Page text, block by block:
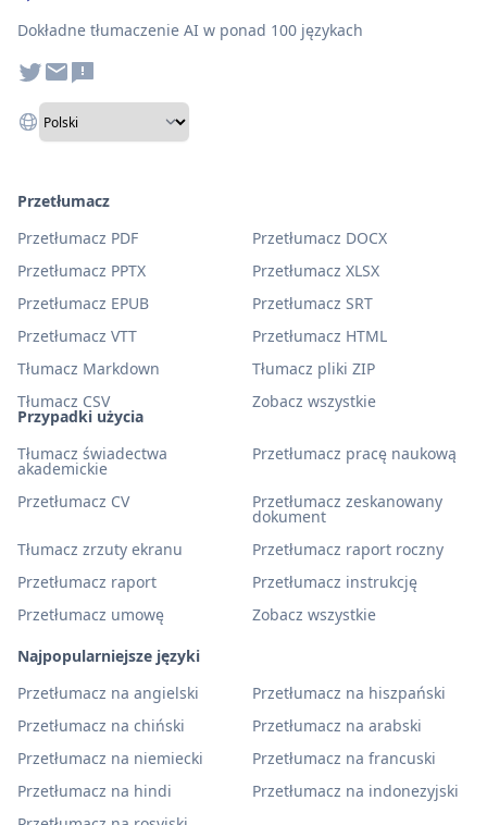
Dokładne tłumaczenie AI w ponad 100 językach
Przypadki użycia
Tłumacz świadectwa
akademickie
Przetłumacz pracę naukową
Przetłumacz CV Przetłumacz zeskanowany
dokument
Tłumacz zrzuty ekranu
Przetłumacz raport roczny
Przetłumacz raport
Przetłumacz instrukcję
Przetłumacz umowę
Zobacz wszystkie
Najpopularniejsze języki
Przetłumacz na angielski
Przetłumacz na hiszpański
Przetłumacz na chiński
Przetłumacz na arabski
Przetłumacz na niemiecki
Przetłumacz na francuski
Przetłumacz na hindi
Przetłumacz na indonezyjski
Przetłumacz
Przetłumacz PDF
Przetłumacz DOCX
Przetłumacz PPTX
Przetłumacz XLSX
Przetłumacz EPUB
Przetłumacz SRT
Przetłumacz VTT
Przetłumacz HTML
Tłumacz Markdown
Tłumacz pliki ZIP
Tłumacz CSV
Zobacz wszystkie